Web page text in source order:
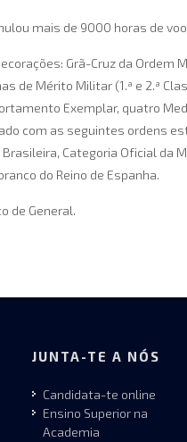
mais de 9000 horas de
Grã-Cruz da Ordem
de Mérito Militar (1.ª e 2.ª
Exemplar, quatro
com as seguintes ordens
Categoria Oficial da
do Reino de Espanha.
de General.
JUNTA-TE A NÓS
Candidata-te online
Ensino Superior na
Academia